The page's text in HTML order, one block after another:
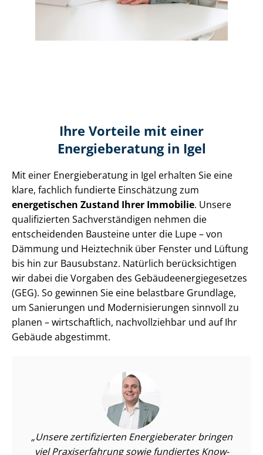
Ihre Vorteile mit einer
Energieberatung in Igel
Mit einer Energieberatung in Igel erhalten Sie eine
klare, fachlich fundierte Einschätzung zum
energetischen Zustand Ihrer Immobilie. Unsere
qualifizierten Sach­ver­stän­di­gen nehmen die
entscheidenden Bausteine unter die Lupe – von
Dämmung und Heiztechnik über Fenster und Lüftung
bis hin zur Bausubstanz. Natürlich berücksichtigen
wir dabei die Vorgaben des Ge­bäu­de­en­er­gie­ge­set­zes
(GEG). So gewinnen Sie eine belastbare Grundlage,
um Sanierungen und Mo­der­ni­sie­run­gen sinnvoll zu
planen – wirtschaftlich, nachvollziehbar und auf Ihr
Gebäude abgestimmt.
Unsere zertifizierten Energieberater bringen
viel Praxiserfahrung sowie fundiertes Know-